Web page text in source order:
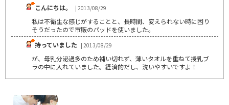
こんにちは。
| 2013/08/29
私は不衛生な感じがすることと、長時間、変えられない時に困り
そうだったので市販のパッドを使いました。
持っていました | 2013/08/29
が、母乳分泌過多のため補い切れず、薄いタオルを重ねて授乳ブ
ラの中に入れていました。経済的だし、洗いやすいですよ！